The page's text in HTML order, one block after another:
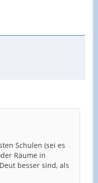
Schulen (sei es
Räume in
besser sind, als